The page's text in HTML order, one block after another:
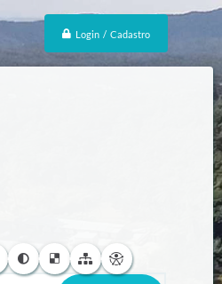
Login / Cadastro